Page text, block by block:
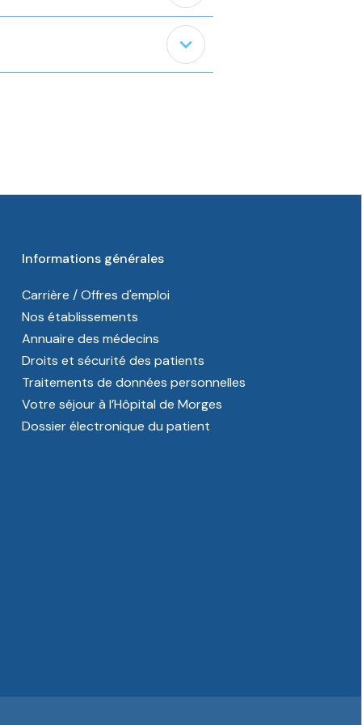
expand_less
Informations générales
Carrière / Offres d'emploi
Nos établissements
Annuaire des médecins
Droits et sécurité des patients
Traitements de données personnelles
Votre séjour à l’Hôpital de Morges
Dossier électronique du patient